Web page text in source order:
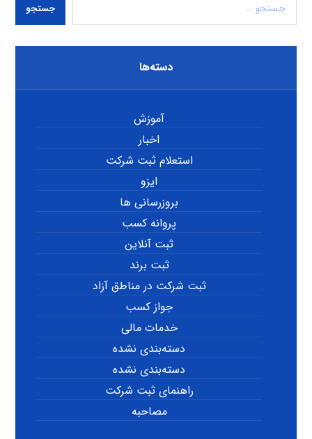
جستجو
دسته‌ها
آموزش
اخبار
استعلام ثبت شرکت
ایزو
بروزرسانی ها
پروانه کسب
ثبت آنلاین
ثبت برند
ثبت شرکت در مناطق آزاد
جواز کسب
خدمات مالی
دسته‌بندی نشده
دسته‌بندی نشده
راهنمای ثبت شرکت
مصاحبه